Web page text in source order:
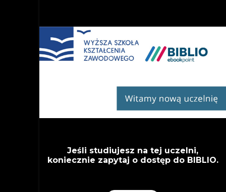
Jeśli studiujesz na tej uczelni,
koniecznie zapytaj o dostęp do BIBLIO.